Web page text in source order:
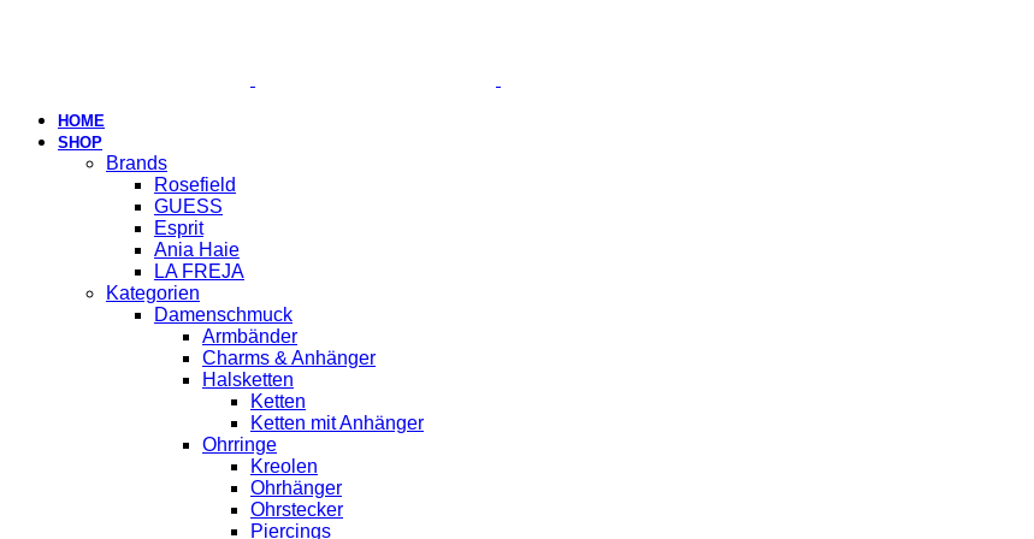
HOME
SHOP
Brands
Rosefield
GUESS
Esprit
Ania Haie
LA FREJA
Kategorien
Damenschmuck
Armbänder
Charms & Anhänger
Halsketten
Ketten
Ketten mit Anhänger
Ohrringe
Kreolen
Ohrhänger
Ohrstecker
Piercings